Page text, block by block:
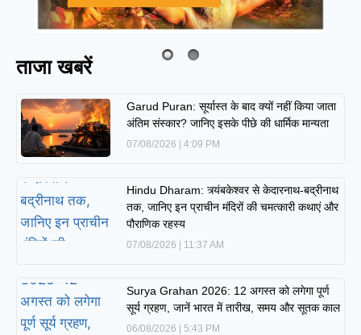
ताजा खबरें
Garud Puran: सूर्यास्त के बाद क्यों नहीं किया जाता
अंतिम संस्कार? जानिए इसके पीछे की धार्मिक मान्यता
07/08/2026 4:09 PM
Hindu Dharam: त्र्यंबकेश्वर से केदारनाथ-बद्रीनाथ
तक, जानिए इन प्राचीन मंदिरों की चमत्कारी कथाएं और
पौराणिक रहस्य
07/08/2026 11:37 AM
Surya Grahan 2026: 12 अगस्त को लगेगा पूर्ण
सूर्य ग्रहण, जानें भारत में तारीख, समय और सूतक काल
06/08/2026 5:43 PM